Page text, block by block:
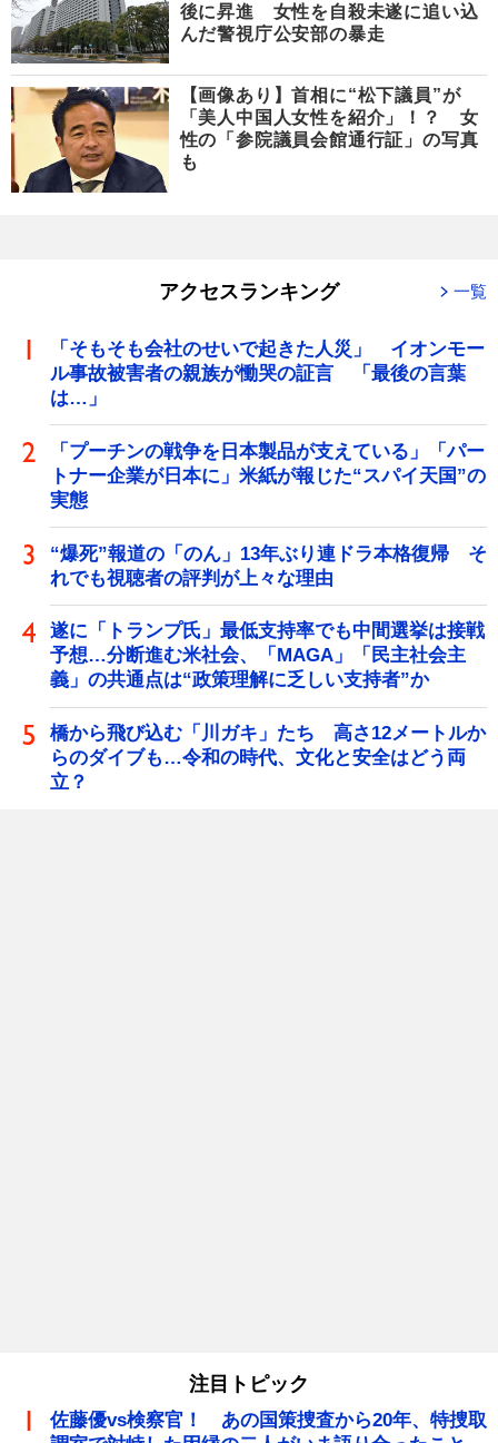
後に昇進 女性を自殺未遂に追い込
んだ警視庁公安部の暴走
【画像あり】首相に“松下議員”が
「美人中国人女性を紹介」！？ 女
性の「参院議員会館通行証」の写真
も
アクセスランキング 一覧
「そもそも会社のせいで起きた人災」 イオンモー
ル事故被害者の親族が慟哭の証言 「最後の言葉
は…」
「プーチンの戦争を日本製品が支えている」「パー
トナー企業が日本に」米紙が報じた“スパイ天国”の
実態
“爆死”報道の「のん」13年ぶり連ドラ本格復帰 そ
れでも視聴者の評判が上々な理由
遂に「トランプ氏」最低支持率でも中間選挙は接戦
予想…分断進む米社会、「MAGA」「民主社会主
義」の共通点は“政策理解に乏しい支持者”か
橋から飛び込む「川ガキ」たち 高さ12メートルか
らのダイブも…令和の時代、文化と安全はどう両
立？
注目トピック
佐藤優vs検察官！ あの国策捜査から20年、特捜取